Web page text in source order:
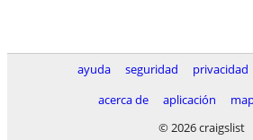
ayuda seguridad privacidad
acerca de
aplicación
© 2026 craigslist